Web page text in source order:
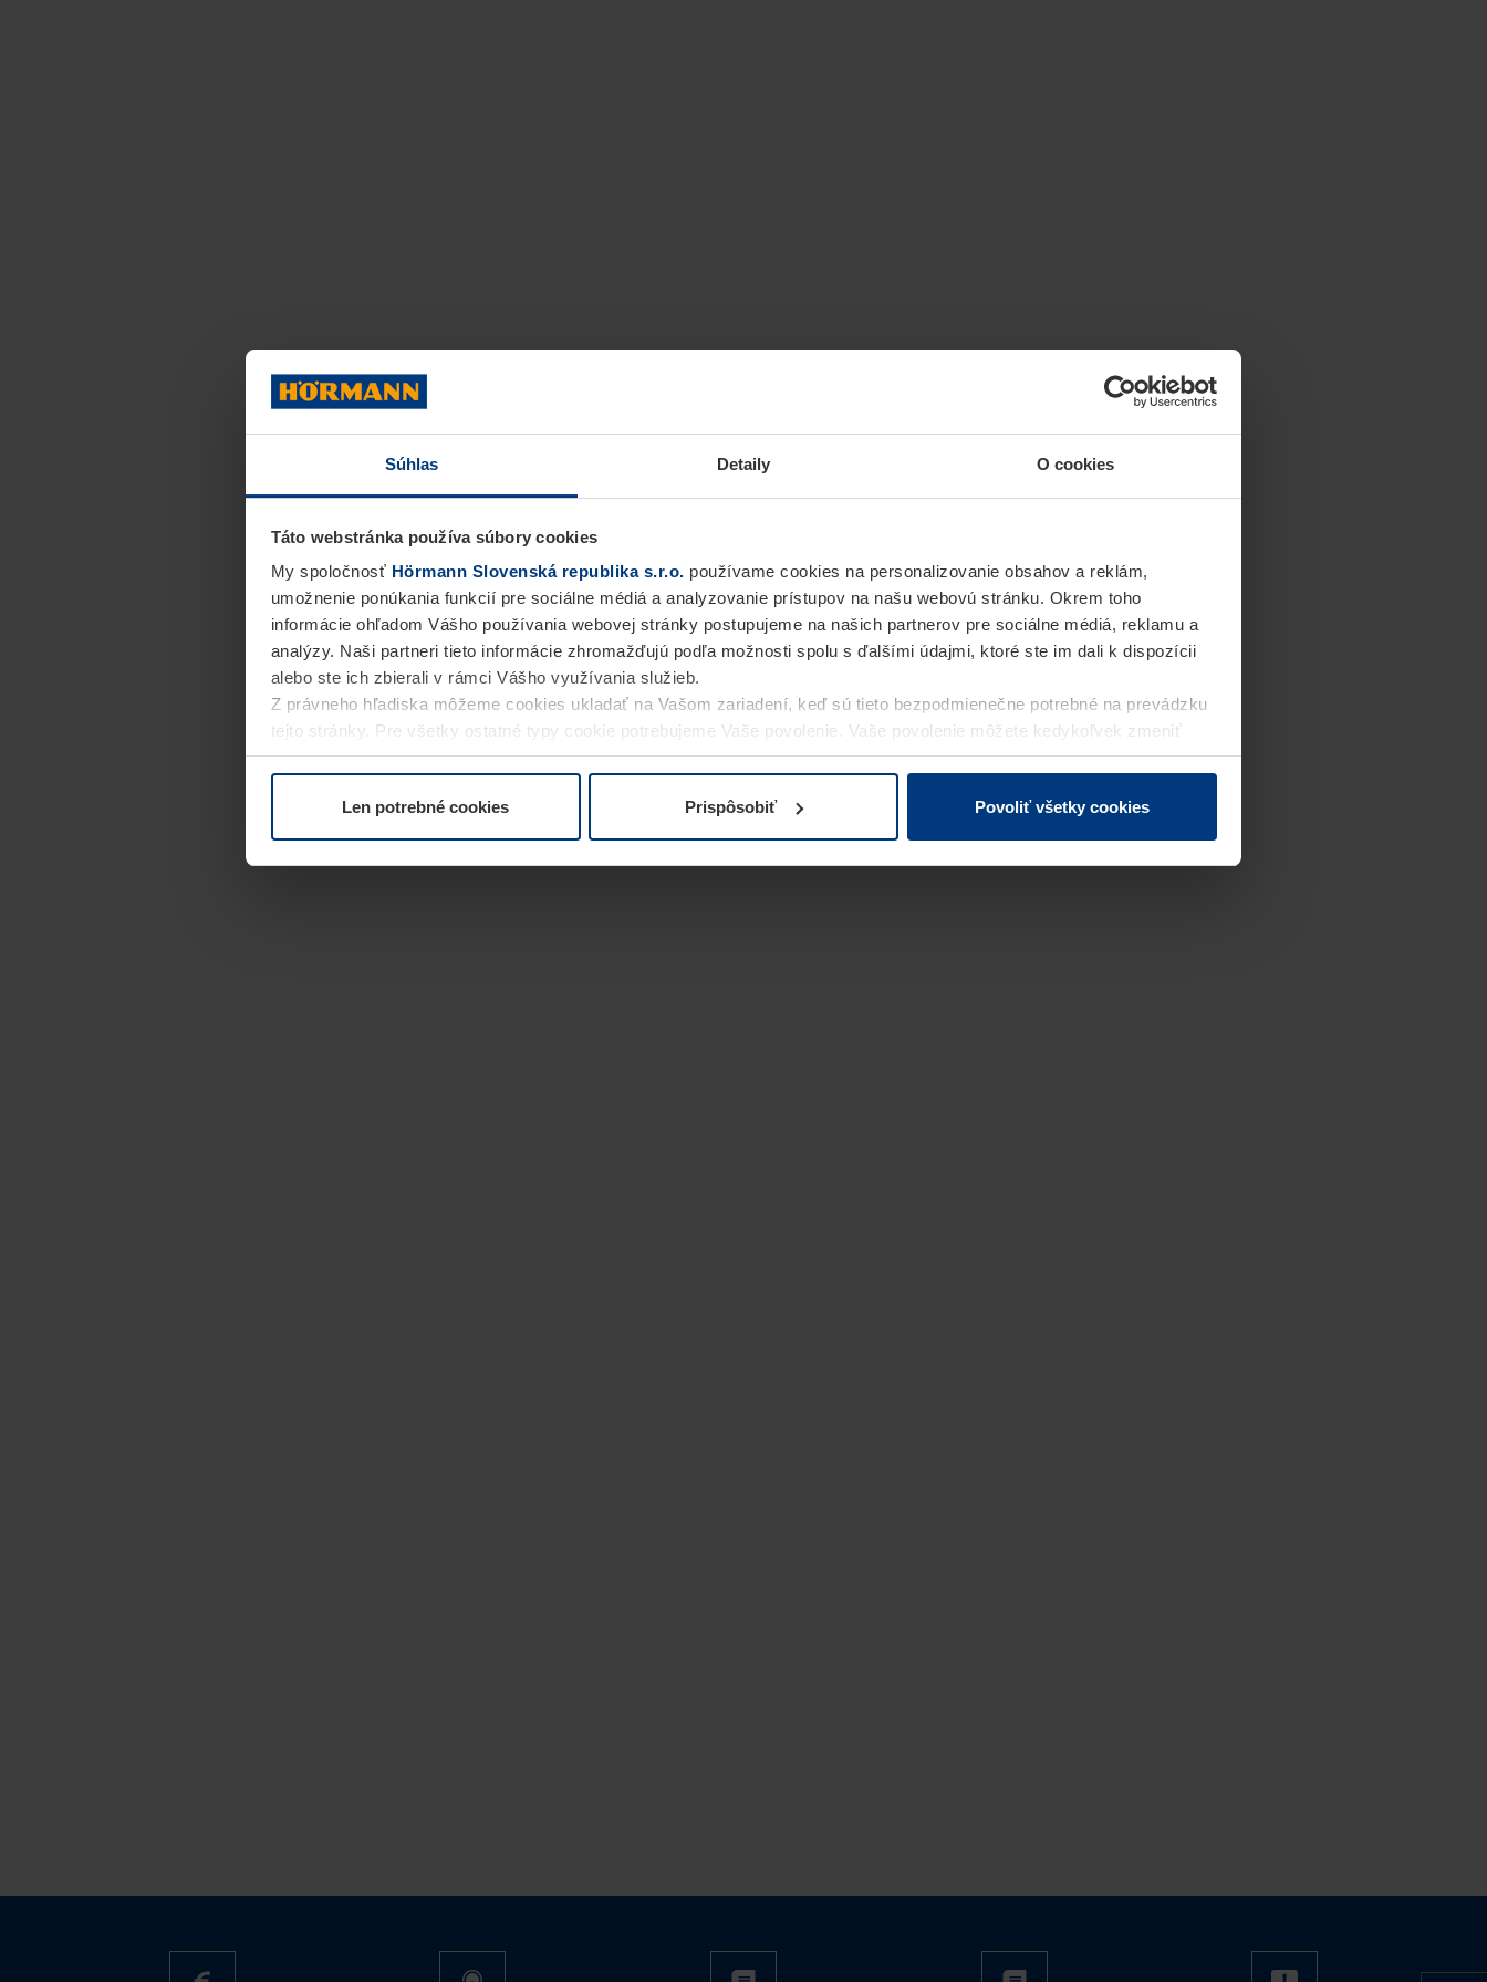
Súhlas Detaily O cookies
Táto webstránka používa súbory cookies
My spoločnosť Hörmann Slovenská republika s.r.o. používame cookies na personalizovanie obsahov a reklám,
umožnenie ponúkania funkcií pre sociálne médiá a analyzovanie prístupov na našu webovú stránku. Okrem toho
informácie ohľadom Vášho používania webovej stránky postupujeme na našich partnerov pre sociálne médiá, reklamu a
analýzy. Naši partneri tieto informácie zhromažďujú podľa možnosti spolu s ďalšími údajmi, ktoré ste im dali k dispozícii
alebo ste ich zbierali v rámci Vášho využívania služieb.
Z právneho hľadiska môžeme cookies ukladať na Vašom zariadení, keď sú tieto bezpodmienečne potrebné na prevádzku
tejto stránky. Pre všetky ostatné typy cookie potrebujeme Vaše povolenie. Vaše povolenie môžete kedykoľvek zmeniť
alebo odvolať vo vysvetlení cookie na stránkeVyhlásenie o ochrane osobných údajovnašej webovej stránky.
Len potrebné cookies Prispôsobiť Povoliť všetky cookies